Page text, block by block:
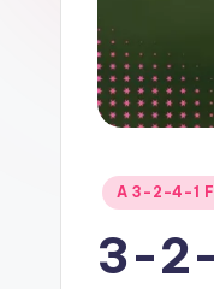
Posted
A 3-2-4-1
3-